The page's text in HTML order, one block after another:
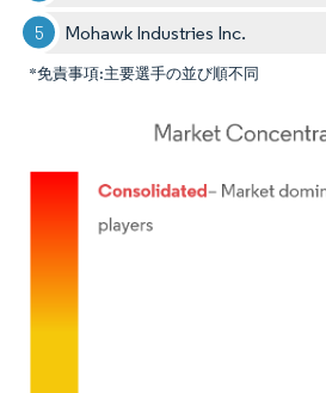
Mohawk Industries Inc.
*免責事項:主要選手の並び順不同